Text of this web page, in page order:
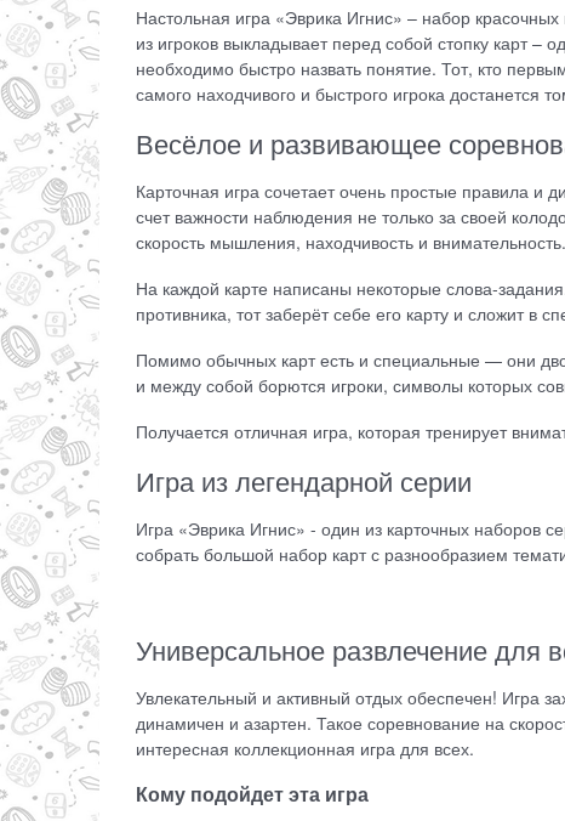
Настольная игра «Эврика Игнис» – набор
из игроков выкладывает перед собой стопку карт –
необходимо быстро назвать понятие. Тот, кто
самого находчивого и быстрого игрока достанется
Весёлое и развивающее
Карточная игра сочетает очень простые правила и
счет важности наблюдения не только за своей
скорость мышления, находчивость и внимательность.
На каждой карте написаны некоторые слова-
противника, тот заберёт себе его карту и сложит в
Помимо обычных карт есть и специальные — они
и между собой борются игроки, символы которых
Получается отличная игра, которая тренирует
Игра из легендарной серии
Игра «Эврика Игнис» - один из карточных наборов
собрать большой набор карт с разнообразием
Универсальное развлечение для
Увлекательный и активный отдых обеспечен! Игра
динамичен и азартен. Такое соревнование на
интересная коллекционная игра для всех.
Кому подойдет эта игра